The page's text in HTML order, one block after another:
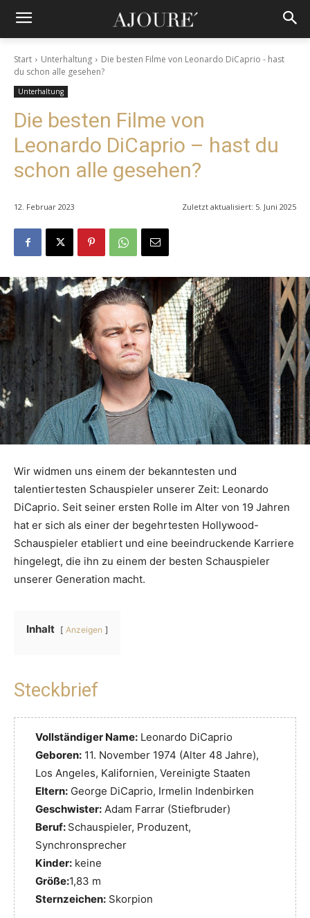
Start Unterhaltung
Die besten Filme von Leonardo DiCaprio - hast
du schon alle gesehen?
Unterhaltung
Die besten Filme von
Leonardo DiCaprio – hast du
schon alle gesehen?
12. Februar 2023 Zuletzt aktualisiert: 5. Juni 2025
Wir widmen uns einem der bekanntesten und
talentiertesten Schauspieler unserer Zeit: Leonardo
DiCaprio. Seit seiner ersten Rolle im Alter von 19 Jahren
hat er sich als einer der begehrtesten Hollywood-
Schauspieler etabliert und eine beeindruckende Karriere
hingelegt, die ihn zu einem der besten Schauspieler
unserer Generation macht.
Inhalt Anzeigen
Steckbrief
Vollständiger Name: Leonardo DiCaprio
Geboren: 11. November 1974 (Alter 48 Jahre),
Los Angeles, Kalifornien, Vereinigte Staaten
Eltern: George DiCaprio, Irmelin Indenbirken
Geschwister: Adam Farrar (Stiefbruder)
Beruf: Schauspieler, Produzent,
Synchronsprecher
Kinder: keine
Größe:1,83 m
Sternzeichen: Skorpion